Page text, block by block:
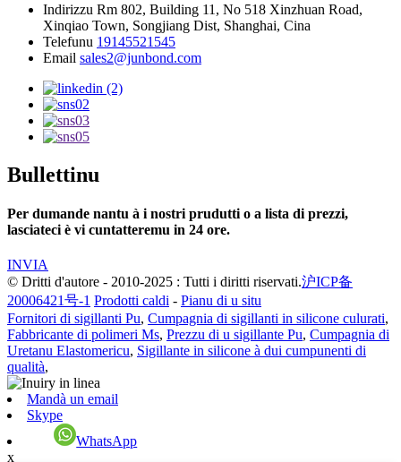
Indirizzu Rm 802, Building 11, No 518 Xinzhuan Road,
Xinqiao Town, Songjiang Dist, Shanghai, Cina
Telefunu 19145521545
Email sales2@junbond.com
Bullettinu
Per dumande nantu à i nostri prudutti o a lista di prezzi,
lasciateci è vi cuntatteremu in 24 ore.
INVIA
© Dritti d'autore - 2010-2025 : Tutti i diritti riservati.沪ICP备
20006421号-1 Prodotti caldi - Pianu di u situ
Fornitori di sigillanti Pu, Cumpagnia di sigillanti in silicone culurati,
Fabbricante di polimeri Ms, Prezzu di u sigillante Pu, Cumpagnia di
Uretanu Elastomericu, Sigillante in silicone à dui cumpunenti di
qualità,
Mandà un email
Skype
WhatsApp
x